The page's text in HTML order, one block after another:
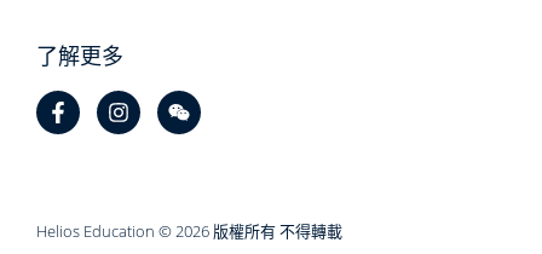
了解更多
Helios Education © 2026 版權所有 不得轉載